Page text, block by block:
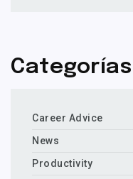
Categorías
Career Advice
News
Productivity